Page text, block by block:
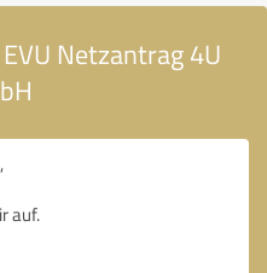
Netzantrag 4U